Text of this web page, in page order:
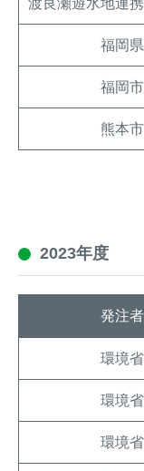
渡良瀬遊水地連
福岡県
福岡市
熊本市
2023年度
発注者
環境省
環境省
環境省